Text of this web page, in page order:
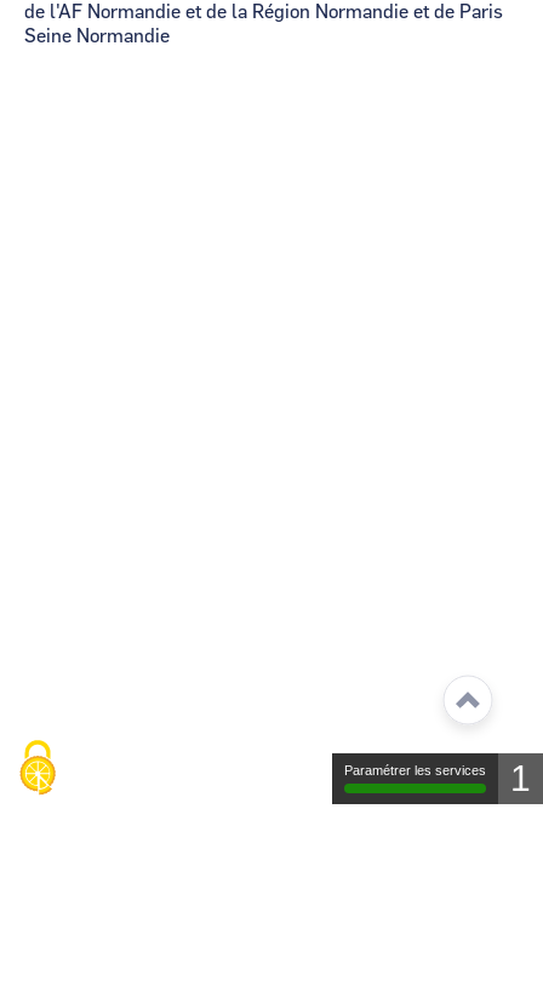
de l'AF Normandie et de la Région Normandie et de Paris
Seine Normandie
Paramétrer les services 1